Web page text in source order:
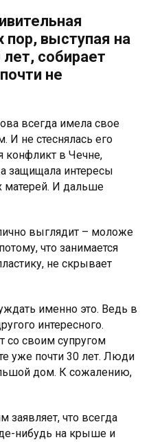
пор, выступая на
собирает
не
всегда имела свое
И не стеснялась его
конфликт в Чечне,
защищала интересы
матерей. И дальше
выглядит – моложе
что занимается
не скрывает
именно это. Ведь в
интересного.
со своим супругом
уже почти 30 лет. Люди
дом. К сожалению,
заявляет, что всегда
нибудь на крыше и